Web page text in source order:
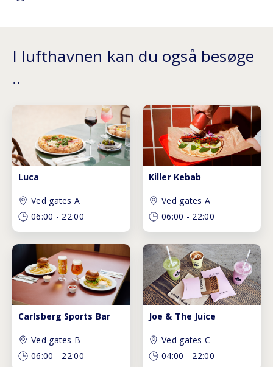
I lufthavnen kan du også besøge
..
Luca
Ved gates A
06:00 - 22:00
Killer Kebab
Ved gates A
06:00 - 22:00
Carlsberg Sports Bar
Ved gates B
06:00 - 22:00
Joe & The Juice
Ved gates C
04:00 - 22:00